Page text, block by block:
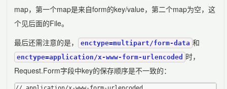
map，第一个map是来自form的key/value，第二个map为空，这
个见后面的File。
最后还需注意的是，
enctype=multipart/form-data 和
enctype=application/x-www-form-urlencoded 时，
Request.Form字段中key的保存顺序是不一致的：